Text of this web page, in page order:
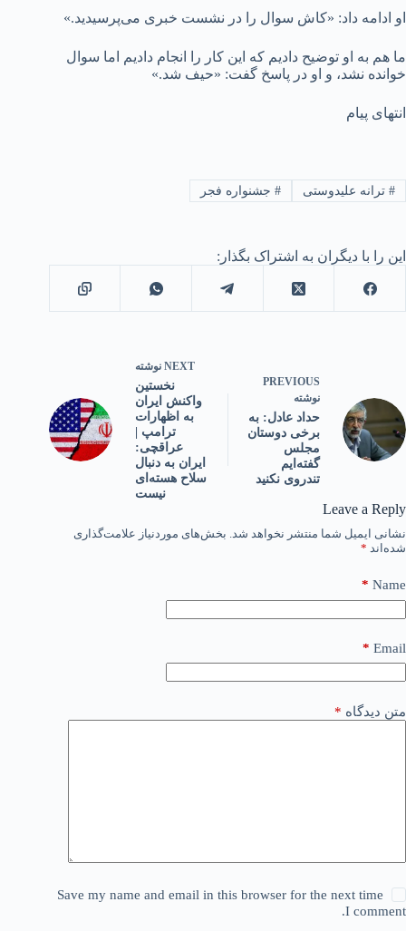
او ادامه داد: «کاش سوال را در نشست خبری می‌پرسیدید.»
ما هم به او توضیح دادیم که این کار را انجام دادیم اما سوال
خوانده نشد، و او در پاسخ گفت: «حیف شد.»
انتهای پیام
#ترانه علیدوستی #جشنواره فجر
این را با دیگران به اشتراک بگذار:
PREVIOUS
نوشته
حداد عادل: به
برخی دوستان
مجلس
گفته‌ایم
تندروی نکنید
NEXT نوشته
نخستین
واکنش ایران
به اظهارات
ترامپ |
عراقچی:
ایران به دنبال
سلاح هسته‌ای
نیست
Leave a Reply
نشانی ایمیل شما منتشر نخواهد شد. بخش‌های موردنیاز علامت‌گذاری
شده‌اند *
Name
*
Email
*
متن دیدگاه *
Save my name and email in this browser for the next time
I comment.